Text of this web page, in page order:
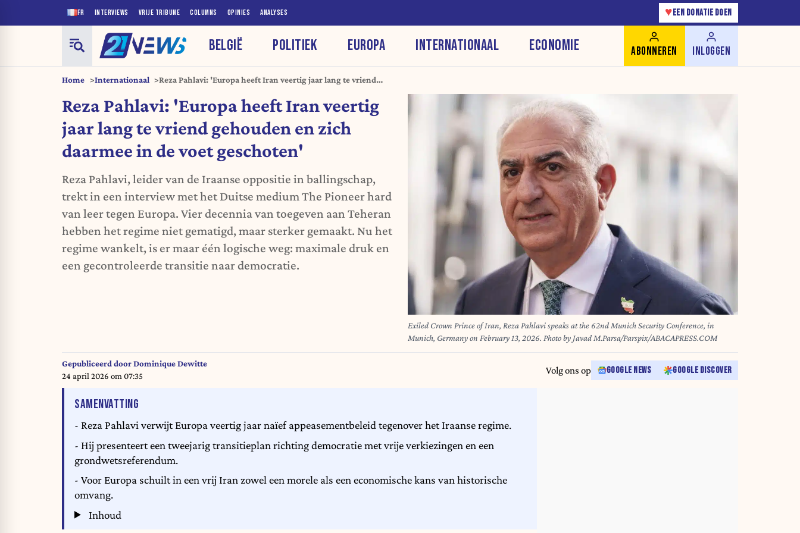
FR INTERVIEWS VRIJE TRIBUNE COLUMNS OPINIES ANALYSES ♥ EEN DONATIE DOEN
BELGIË POLITIEK EUROPA INTERNATIONAAL ECONOMIE ABONNEREN INLOGGEN
Home Internationaal
Reza Pahlavi: 'Europa heeft Iran veertig jaar lang te vriend
Reza Pahlavi: 'Europa heeft Iran veertig
jaar lang te vriend gehouden en zich
daarmee in de voet geschoten'
Reza Pahlavi, leider van de Iraanse oppositie in ballingschap,
trekt in een interview met het Duitse medium The Pioneer hard
van leer tegen Europa. Vier decennia van toegeven aan Teheran
hebben het regime niet gematigd, maar sterker gemaakt. Nu het
regime wankelt, is er maar één logische weg: maximale druk en
een gecontroleerde transitie naar democratie.
Exiled Crown Prince of Iran, Reza Pahlavi speaks at the 62nd Munich Security Conference, in
Munich, Germany on February 13, 2026. Photo by Javad M.Parsa/Parspix/ABACAPRESS.COM
Gepubliceerd doorDominique Dewitte
24 april 2026 om 07:35
Volg ons op GOOGLE NEWS GOOGLE DISCOVER
SAMENVATTING
- Reza Pahlavi verwijt Europa veertig jaar naïef appeasementbeleid tegenover het Iraanse regime.
- Hij presenteert een tweejarig transitieplan richting democratie met vrije verkiezingen en een
grondwetsreferendum.
- Voor Europa schuilt in een vrij Iran zowel een morele als een economische kans van historische
omvang.
Inhoud